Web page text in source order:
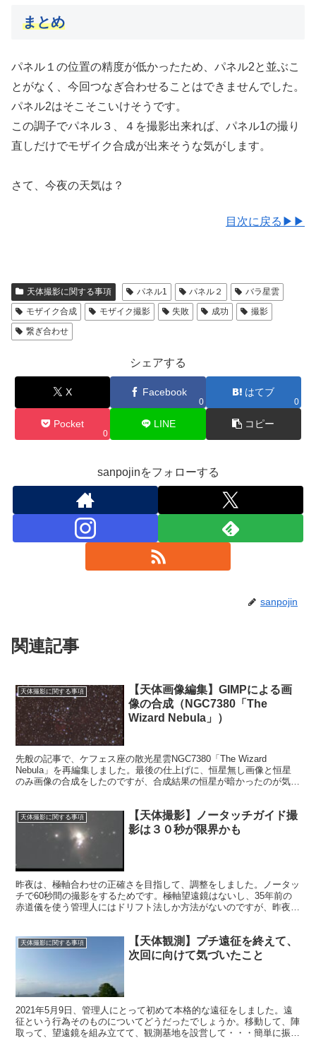
まとめ
パネル１の位置の精度が低かったため、パネル2と並ぶこ
とがなく、今回つなぎ合わせることはできませんでした。
パネル2はそこそこいけそうです。
この調子でパネル３、４を撮影出来れば、パネル1の撮り
直しだけでモザイク合成が出来そうな気がします。
さて、今夜の天気は？
目次に戻る▶▶
天体撮影に関する事項 パネル1 パネル２
バラ星雲
モザイク合成
モザイク撮影 失敗 成功
撮影
繋ぎ合わせ
シェアする
X Facebook
0
はてブ
0
Pocket
0
LINE コピー
sanpojinをフォローする
sanpojin
関連記事
天体撮影に関する事項
【天体画像編集】GIMPによる画
像の合成（NGC7380「The
Wizard Nebula」）
先般の記事で、ケフェス座の散光星雲NGC7380「The Wizard
Nebula」を再編集しました。最後の仕上げに、恒星無し画像と恒星
のみ画像の合成をしたのですが、合成結果の恒星が暗かったのが気に
天体撮影に関する事項
【天体撮影】ノータッチガイド撮
影は３０秒が限界かも
昨夜は、極軸合わせの正確さを目指して、調整をしました。ノータッ
チで60秒間の撮影をするためです。極軸望遠鏡はないし、35年前の
赤道儀を使う管理人にはドリフト法しか方法がないのですが、昨夜は
天体撮影に関する事項
【天体観測】プチ遠征を終えて、
次回に向けて気づいたこと
2021年5月9日、管理人にとって初めて本格的な遠征をしました。遠
征という行為そのものについてどうだったでしょうか。移動して、陣
取って、望遠鏡を組み立てて、観測基地を設営して・・・簡単に振り